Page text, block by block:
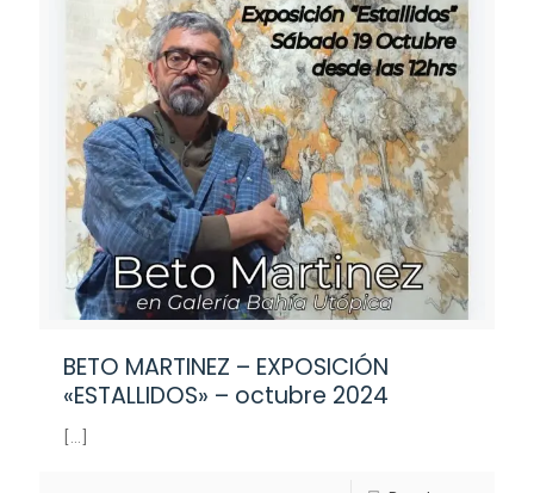
BETO MARTINEZ – EXPOSICIÓN
«ESTALLIDOS» – octubre 2024
[…]